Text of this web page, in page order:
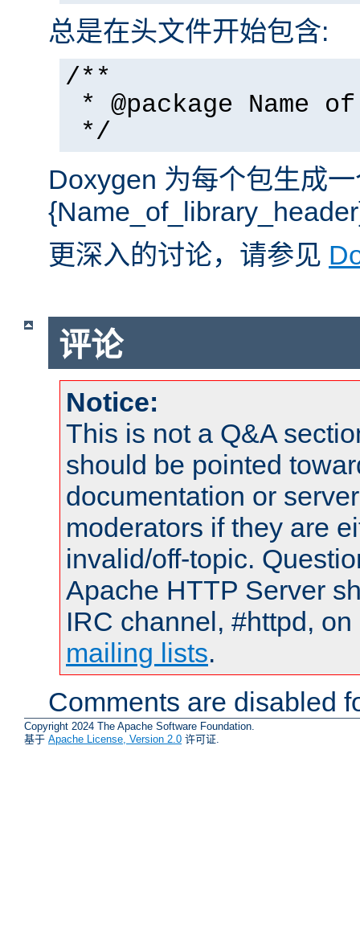
总是在头文件开始包含:
/**
* @package Name
*/
Doxygen 为每个包生成
更深入的讨论，请参见
评论
Notice:
This is not a Q&A
should be pointed
documentation or
moderators if they are
invalid/off-topic.
Apache HTTP Server
IRC channel, #httpd,
mailing lists.
Comments are disabled
Copyright 2024 The Apache Software Foundation.
基于 Apache License, Version 2.0 许可证.